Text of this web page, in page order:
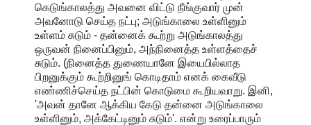
கெடுங்காலத்து அவனை விட்டு நீங்குவார் முன்
அவனோடு செய்த நட்பு; அடுங்காலை உள்ளினும்
உள்ளம் சுடும் - தன்னைக் கூற்று அடுங்காலத்து
ஒருவன் நினைப்பினும், அந்நினைத்த உள்ளத்தைச்
சுடும். (நினைத்த துணையானே இயைபில்லாத
பிறனுக்கும் கூற்றினுங் கொடிதாம் எனக் கைவீடு
எண்ணிச்செய்த நட்பின் கொடுமை கூறியவாறு. இனி,
'அவன் தானே ஆக்கிய கேடு தன்னை அடுங்காலை
உள்ளினும், அக்கேட்டினும் சுடும்'. என்று உரைப்பாரும்